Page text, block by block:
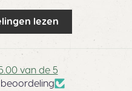
lezen
van de 5